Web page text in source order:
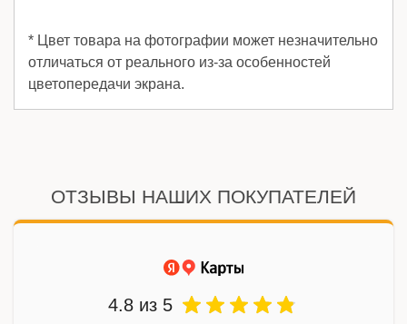
* Цвет товара на фотографии может незначительно
отличаться от реального из-за особенностей
цветопередачи экрана.
ОТЗЫВЫ НАШИХ ПОКУПАТЕЛЕЙ
4.8из 5